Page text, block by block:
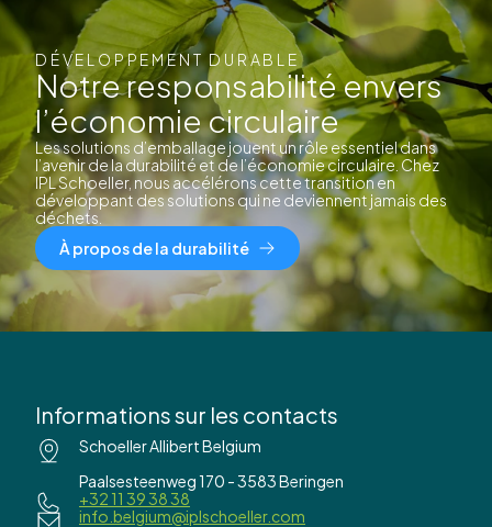
DÉVELOPPEMENT DURABLE
Notre responsabilité envers
l’économie circulaire
Les solutions d’emballage jouent un rôle essentiel dans
l’avenir de la durabilité et de l’économie circulaire. Chez
IPL Schoeller, nous accélérons cette transition en
développant des solutions qui ne deviennent jamais des
déchets.
À propos de la durabilité
Informations sur les contacts
Schoeller Allibert Belgium
Paalsesteenweg 170 - 3583 Beringen
+32 11 39 38 38
info.belgium@iplschoeller.com